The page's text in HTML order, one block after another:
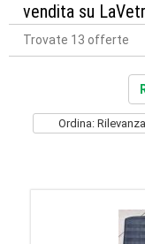
vendita su
Trovate 13 offerte
Ordina: Rilevanza